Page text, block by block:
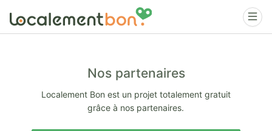
Nos partenaires
Localement Bon est un projet totalement gratuit
grâce à nos partenaires.